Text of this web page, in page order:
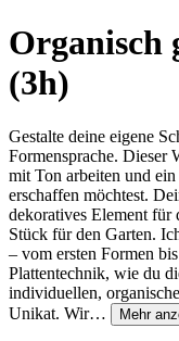
Organisch
(3h)
Gestalte deine eigene
Formensprache. Dieser
mit Ton arbeiten und
erschaffen möchtest.
dekoratives Element für
Stück für den Garten.
– vom ersten Formen
Plattentechnik, wie du
individuellen,
Unikat. Wir…
Mehr